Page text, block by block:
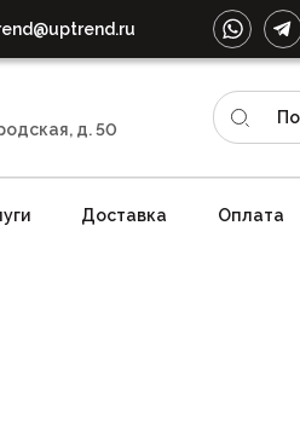
д. 50
Доставка Оплата